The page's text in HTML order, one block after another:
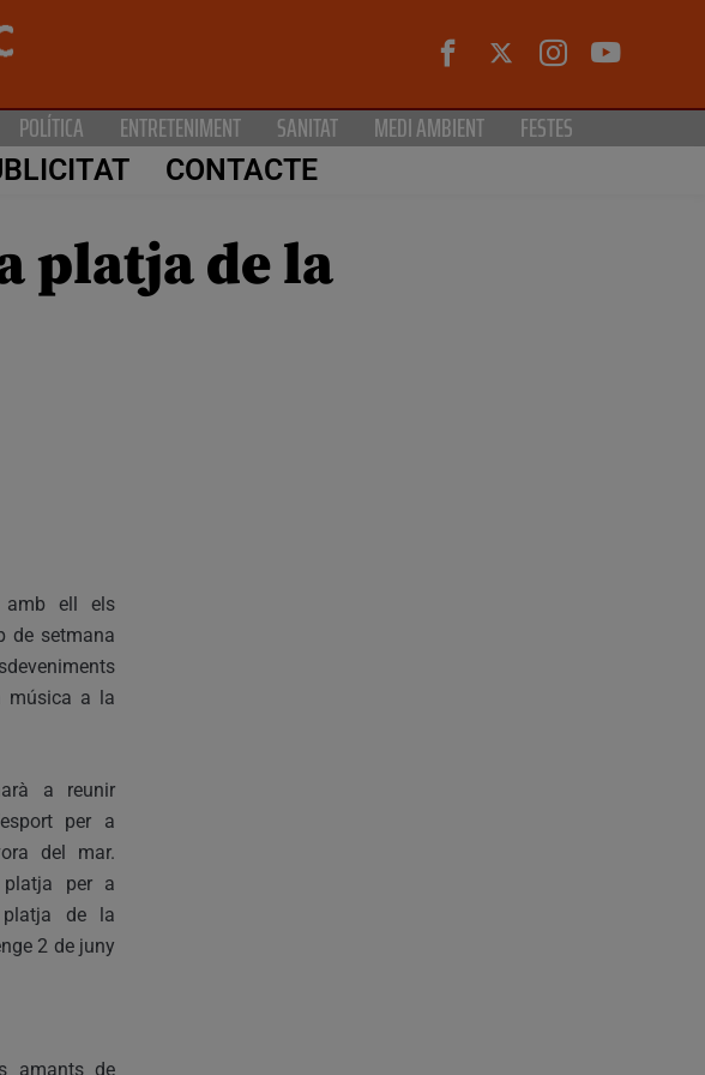
POLÍTICA ENTRETENIMENT SANITAT MEDI AMBIENT FESTES
CONTACTE
platja de la
ell els
de setmana
música a la
a reunir
per a
del mar.
per a
platja de la
2 de juny
amants de